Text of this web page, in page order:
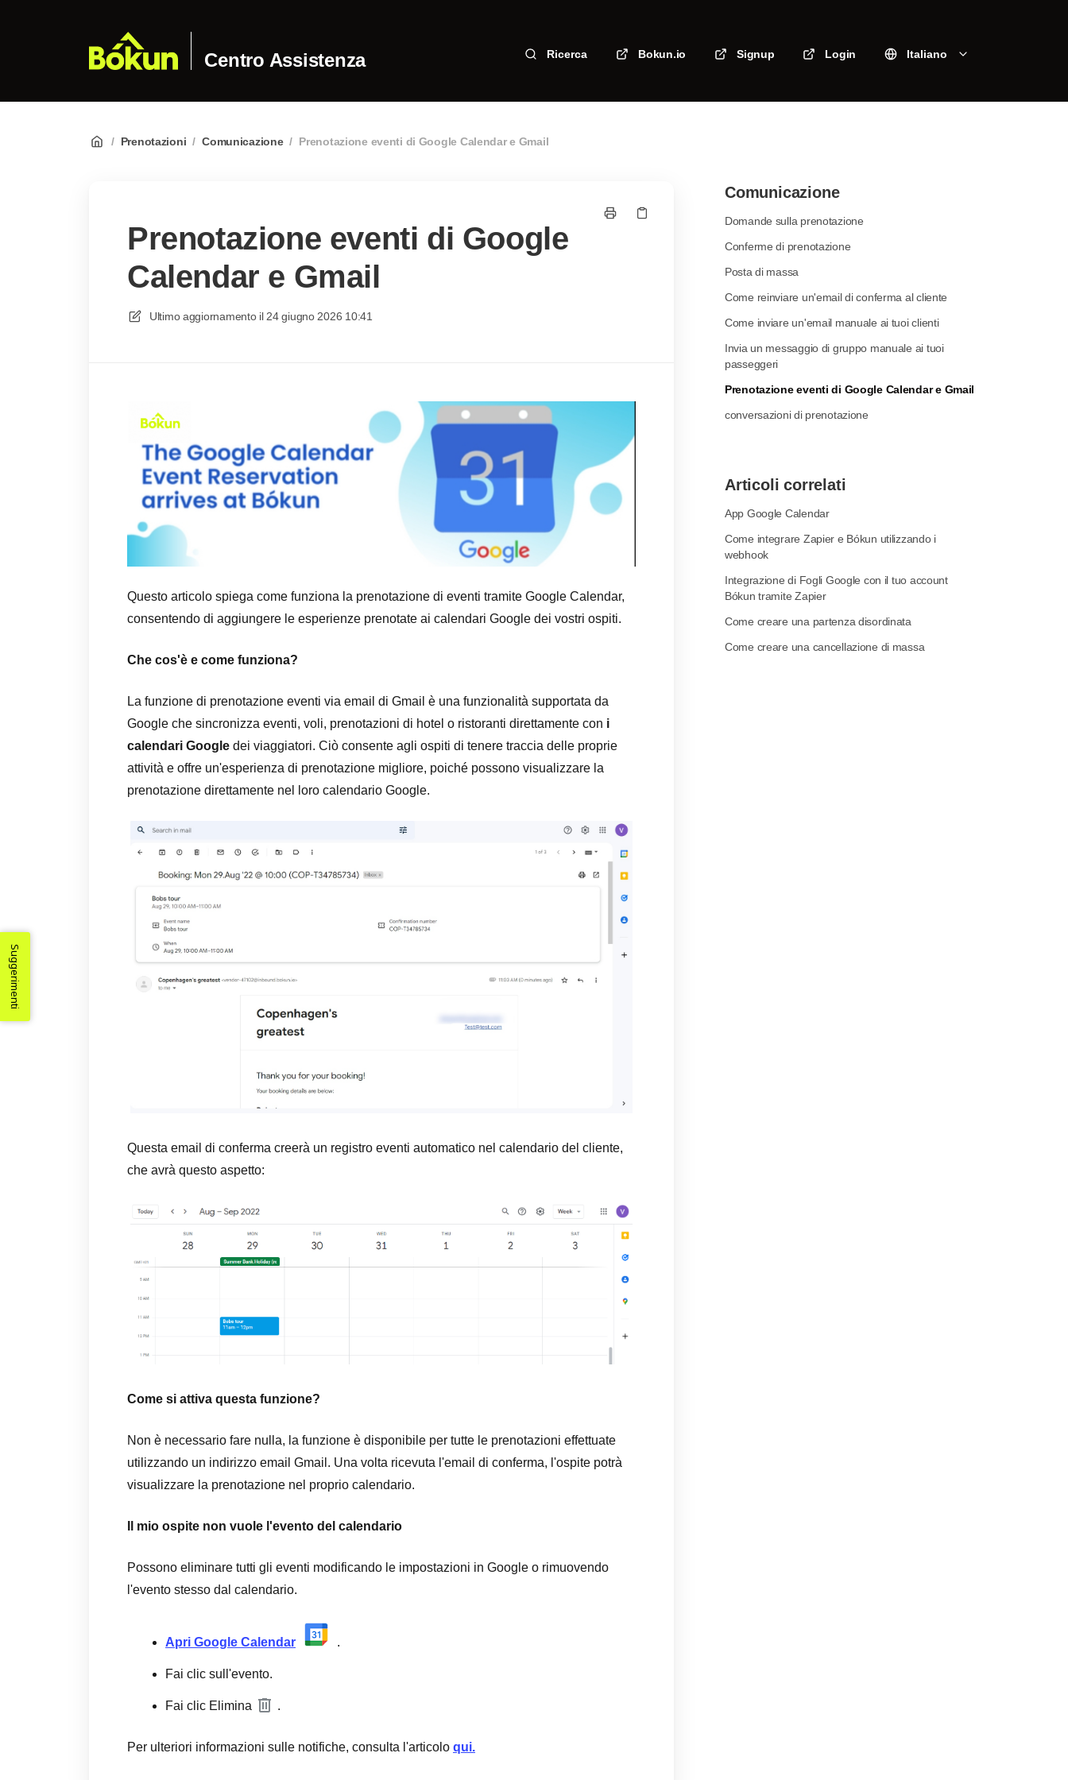
Centro Assistenza Ricerca Bokun.io Signup Login Italiano
/ Prenotazioni / Comunicazione / Prenotazione eventi di Google Calendar e Gmail
Prenotazione eventi di Google
Calendar e Gmail
Ultimo aggiornamento il 24 giugno 2026 10:41
Questo articolo spiega come funziona la prenotazione di eventi tramite Google Calendar,
consentendo di aggiungere le esperienze prenotate ai calendari Google dei vostri ospiti.
Che cos'è e come funziona?
La funzione di prenotazione eventi via email di Gmail è una funzionalità supportata da
Google che sincronizza eventi, voli, prenotazioni di hotel o ristoranti direttamente con i
calendari Google dei viaggiatori. Ciò consente agli ospiti di tenere traccia delle proprie
attività e offre un'esperienza di prenotazione migliore, poiché possono visualizzare la
prenotazione direttamente nel loro calendario Google.
Questa email di conferma creerà un registro eventi automatico nel calendario del cliente,
che avrà questo aspetto:
Come si attiva questa funzione?
Non è necessario fare nulla, la funzione è disponibile per tutte le prenotazioni effettuate
utilizzando un indirizzo email Gmail. Una volta ricevuta l'email di conferma, l'ospite potrà
visualizzare la prenotazione nel proprio calendario.
Il mio ospite non vuole l'evento del calendario
Possono eliminare tutti gli eventi modificando le impostazioni in Google o rimuovendo
l'evento stesso dal calendario.
Apri Google Calendar .
Fai clic sull'evento.
Fai clic Elimina .
Per ulteriori informazioni sulle notifiche, consulta l'articolo qui.
Comunicazione
Domande sulla prenotazione
Conferme di prenotazione
Posta di massa
Come reinviare un'email di conferma al cliente
Come inviare un'email manuale ai tuoi clienti
Invia un messaggio di gruppo manuale ai tuoi
passeggeri
Prenotazione eventi di Google Calendar e Gmail
conversazioni di prenotazione
Articoli correlati
App Google Calendar
Come integrare Zapier e Bókun utilizzando i
webhook
Integrazione di Fogli Google con il tuo account
Bókun tramite Zapier
Come creare una partenza disordinata
Come creare una cancellazione di massa
Suggerimenti